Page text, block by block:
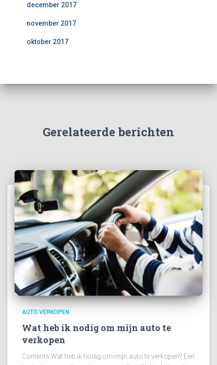
december 2017
november 2017
oktober 2017
Gerelateerde berichten
AUTO VERKOPEN
Wat heb ik nodig om mijn auto te
verkopen
Contents Wat heb ik nodig om mijn auto te verkopen? Een